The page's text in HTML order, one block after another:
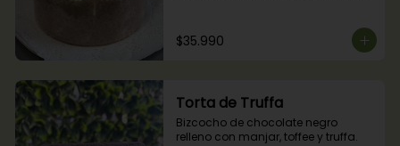
$35.990
Torta de Truffa
Bizcocho de chocolate negro
relleno con manjar, toffee y truffa.